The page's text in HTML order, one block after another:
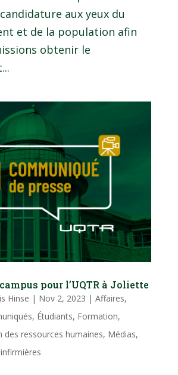
aux yeux du
et de la population afin
obtenir le
pour l’UQTR à Joliette
Hinse | Nov 2, 2023 | Affaires,
, Étudiants, Formation,
des ressources humaines, Médias,